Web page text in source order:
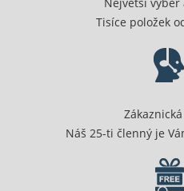
Tisíce položek
Náš 25-ti členný je